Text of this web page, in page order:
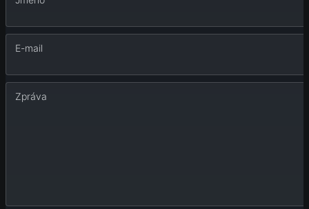
E-mail
Zpráva